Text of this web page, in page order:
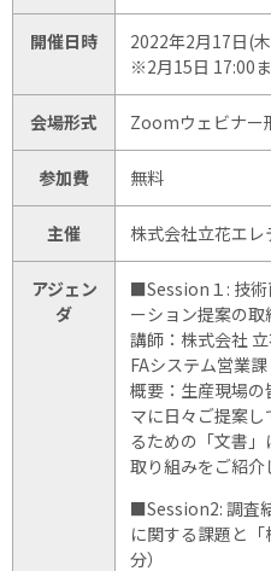
開催日時
2022年2月17日(
※2月15日 17:00
会場形式 Zoomウェビナー
参加費 無料
主催 株式会社立花エレ
アジェン
ダ
■Session１: 技術
ーション提案の取
講師：株式会社
FAシステム営業
概要：生産現場
マに日々ご提案
るための「文書
取り組みをご紹介
■Session2: 調査
に関する課題と
分）